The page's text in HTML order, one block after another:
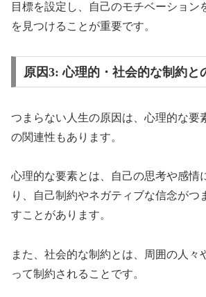
目標を設定し、自己のモチベーション
を見つけることが重要です。
原因3: 心理的・社会的な制約と
つまらない人生の原因は、心理的な要
の関連性もあります。
心理的な要素とは、自己の思考や感情
り、自己制約やネガティブな信念がつ
すことがあります。
また、社会的な制約とは、周囲の人々
って制約されることです。